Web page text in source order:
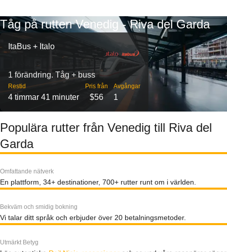
Tåg på rutten Venedig - Riva del Garda
ItaBus + Italo
1 förändring. Tåg + buss
Restid
4 timmar 41 minuter
Pris från
$56
Avgångar
1
Populära rutter från Venedig till Riva del
Garda
Omfattande nätverk
En plattform, 34+ destinationer, 700+ rutter runt om i världen.
Bekväm och smidig bokning
Vi talar ditt språk och erbjuder över 20 betalningsmetoder.
Utmärkt Betyg